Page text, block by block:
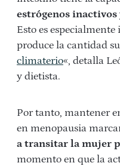
estrógenos inactivos
Esto es
produce la cantidad
climaterio«, detalla
y dietista.
Por tanto, mantener
en menopausia
a transitar la mujer
momento en que la